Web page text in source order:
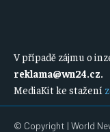
V případě zájmu o
reklama@wn24.cz.
MediaKit ke stažení
© Copyright | World